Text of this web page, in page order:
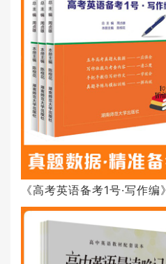
《高考英语备考1号·写作编》